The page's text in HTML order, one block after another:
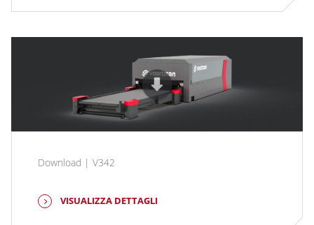
Download | V342
VISUALIZZA DETTAGLI